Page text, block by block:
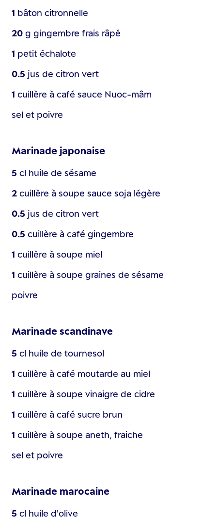
1 bâton citronnelle
20 g gingembre frais râpé
1 petit échalote
0.5 jus de citron vert
1 cuillère à café sauce Nuoc-mâm
sel et poivre
Marinade japonaise
5 cl huile de sésame
2 cuillère à soupe sauce soja légère
0.5 jus de citron vert
0.5 cuillère à café gingembre
1 cuillère à soupe miel
1 cuillère à soupe graines de sésame
poivre
Marinade scandinave
5 cl huile de tournesol
1 cuillère à café moutarde au miel
1 cuillère à soupe vinaigre de cidre
1 cuillère à café sucre brun
1 cuillère à soupe aneth, fraiche
sel et poivre
Marinade marocaine
5 cl huile d'olive